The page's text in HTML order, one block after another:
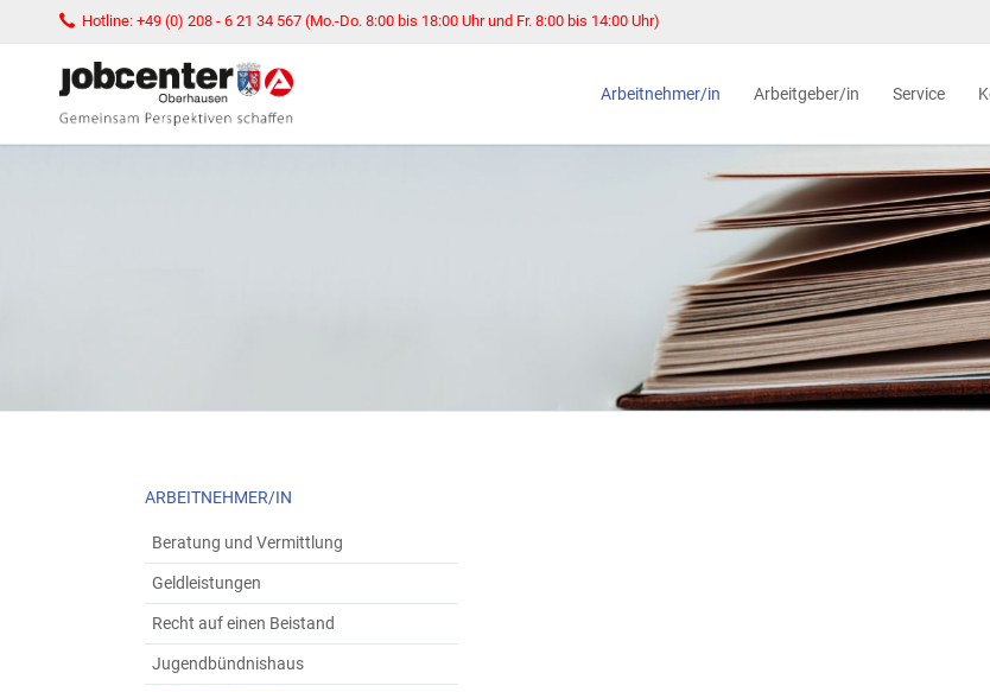
Hotline: +49 (0) 208 - 6 21 34 567 (Mo.-Do. 8:00 bis 18:00 Uhr und Fr. 8:00 bis 14:00 Uhr)
Arbeitnehmer/in
Recht auf einen Beistand
Jugendbündnishaus
Integration Point
Arbeitgeber/in
Fördermöglichkeiten
Teilhabe-Chancen-Gesetz
Teilzeitberufsausbildung
Job-Turbo
Service
Jobcenter-
Lob,
Download-
Jobs für Sie
Wer hilft mir
SUCHEN
Navigation
ARBEITNEHMER/IN
Beratung und Vermittlung
Geldleistungen
Recht auf einen Beistand
Jugendbündnishaus